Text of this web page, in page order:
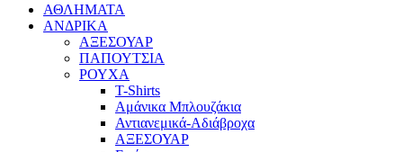
ΑΘΛΗΜΑΤΑ
ΑΝΔΡΙΚΑ
ΑΞΕΣΟΥΑΡ
ΠΑΠΟΥΤΣΙΑ
ΡΟΥΧΑ
T-Shirts
Αμάνικα Μπλουζάκια
Αντιανεμικά-Αδιάβροχα
ΑΞΕΣΟΥΑΡ